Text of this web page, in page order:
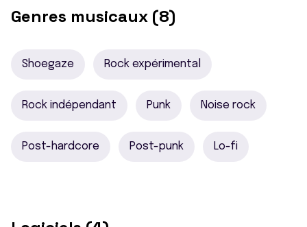
Genres musicaux (8)
Shoegaze Rock expérimental
Rock indépendant Punk Noise rock
Post-hardcore Post-punk Lo-fi